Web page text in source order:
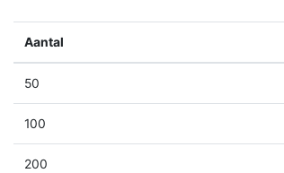
Aantal
50
100
200